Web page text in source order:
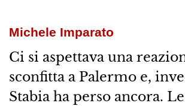
Michele Imparato
Ci si aspettava una
sconfitta a Palermo e,
Stabia ha perso ancora.